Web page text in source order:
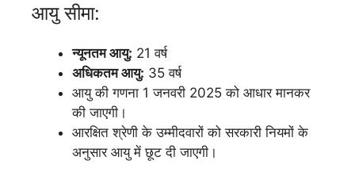
आयु सीमा:
न्यूनतम आयु: 21 वर्ष
अधिकतम आयु: 35 वर्ष
आयु की गणना 1 जनवरी 2025 को आधार मानकर
की जाएगी।
आरक्षित श्रेणी के उम्मीदवारों को सरकारी नियमों के
अनुसार आयु में छूट दी जाएगी।